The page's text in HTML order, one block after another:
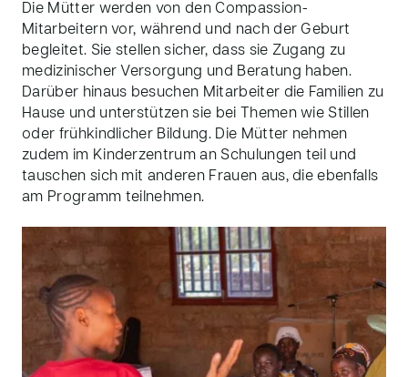
Die Mütter werden von den Compassion-
Mitarbeitern vor, während und nach der Geburt
begleitet. Sie stellen sicher, dass sie Zugang zu
medizinischer Versorgung und Beratung haben.
Darüber hinaus besuchen Mitarbeiter die Familien zu
Hause und unterstützen sie bei Themen wie Stillen
oder frühkindlicher Bildung. Die Mütter nehmen
zudem im Kinderzentrum an Schulungen teil und
tauschen sich mit anderen Frauen aus, die ebenfalls
am Programm teilnehmen.